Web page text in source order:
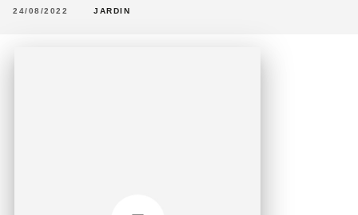
24/08/2022 JARDIN